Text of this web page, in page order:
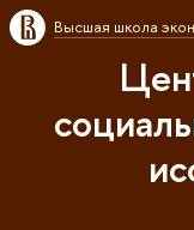
Высшая школа